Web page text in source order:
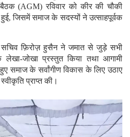
(AGM) रविवार को कीर की चौकी
हुई, जिसमें समाज के सदस्यों ने उत्साहपूर्वक
सचिव फ़िरोज़ हुसैन ने जमात से जुड़े सभी
लेखा-जोखा प्रस्तुत किया तथा आगामी
समाज के सर्वांगीण विकास के लिए उठाए
प्राप्त की।